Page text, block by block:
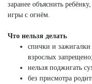
заранее объяснить
игры с огнём.
Что нельзя делать
спички и
взрослых запрещено;
нельзя поджигать
без присмотра